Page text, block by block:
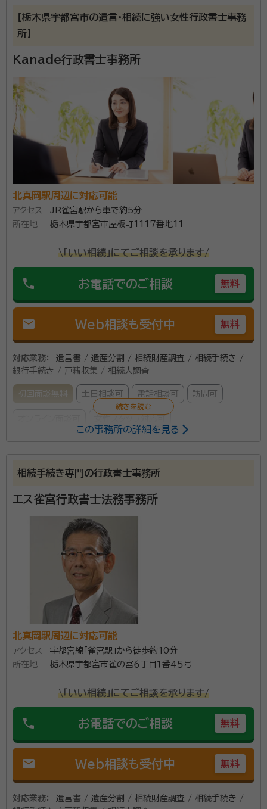
【栃木県宇都宮市の遺言・相続に強い女性行政書士事務
所】
Kanade行政書士事務所
北真岡駅周辺に対応可能
アクセス
JR雀宮駅から車で約5分
所在地
栃木県宇都宮市屋板町1117番地11
\「いい相続」にてご相談を承ります/
phone お電話でのご相談 無料
mail Web相談も受付中 無料
対応業務：
遺言書 / 遺産分割 / 相続財産調査 / 相続手続き /
銀行手続き / 戸籍収集 / 相続人調査
初回面談無料 土日相談可 電話相談可 訪問可
入江 紀子（いりえ のりこ）
Kanade（かなで）行政書士事務所
【安心の一括サポート！女性行政書士が寄り添ったお手
伝いをお約束します】 Kanade(かなで）行政書士事務
所は、栃木県宇都宮市を中心に、遺言・相続手続きの専
門窓口を設けている行政書士事務所です。 突然、訪れた
相続に「誰に相談すればいいのか分からない」「何から手
をつけたらいいのだろう…」とお困りの時は、まずはご
相談ください。丁寧にお話をお聞きし、ご相談者様に必
要な手続きをご提案いたします。 また、ご相談者様の負
担を軽減するため、相続手続きに必要な各専門家（司法
書士・税理士・弁護士・不動産会社・保険会社など）への
りひとりに寄り添った丁寧なサポートを心掛けていま
す。
行政書士
栃木県行政書士会
この事務所の詳細を見る
相続手続き専門の行政書士事務所
エス雀宮行政書士法務事務所
北真岡駅周辺に対応可能
アクセス
宇都宮線「雀宮駅」から徒歩約10分
所在地
栃木県宇都宮市雀の宮６丁目１番４５号
\「いい相続」にてご相談を承ります/
phone お電話でのご相談 無料
mail Web相談も受付中 無料
対応業務：
遺言書 / 遺産分割 / 相続財産調査 / 相続手続き /